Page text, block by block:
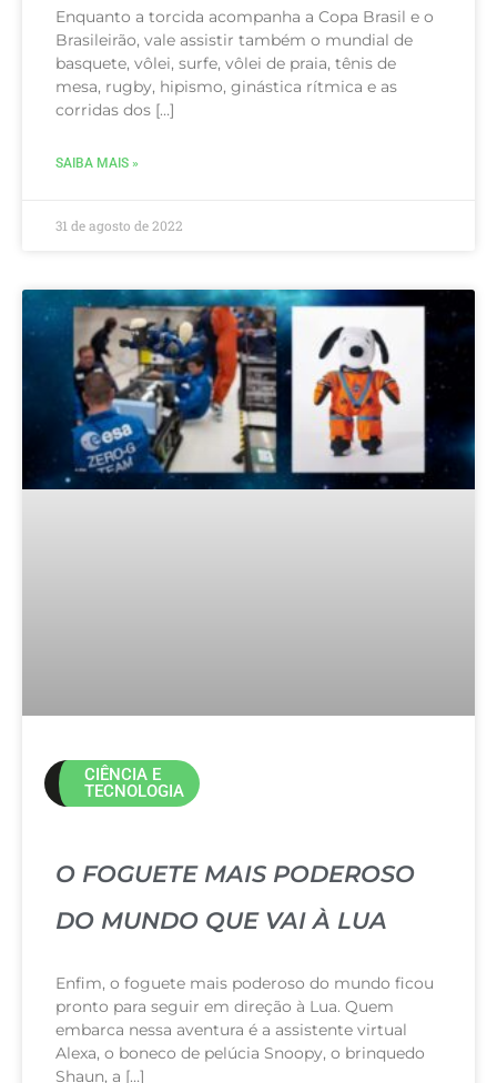
Enquanto a torcida acompanha a Copa Brasil e o
Brasileirão, vale assistir também o mundial de
basquete, vôlei, surfe, vôlei de praia, tênis de
mesa, rugby, hipismo, ginástica rítmica e as
corridas dos […]
SAIBA MAIS »
31 de agosto de 2022
CIÊNCIA E
TECNOLOGIA
O FOGUETE MAIS PODEROSO
DO MUNDO QUE VAI À LUA
Enfim, o foguete mais poderoso do mundo ficou
pronto para seguir em direção à Lua. Quem
embarca nessa aventura é a assistente virtual
Alexa, o boneco de pelúcia Snoopy, o brinquedo
Shaun, a […]